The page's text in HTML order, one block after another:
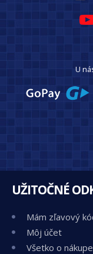
U
UŽITOČNÉ
Mám zľavový
Môj účet
Všetko o nákupe